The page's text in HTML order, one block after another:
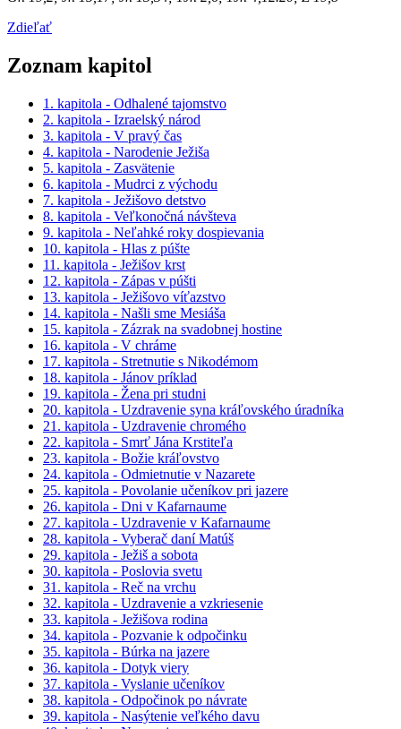
Zdieľať
Zoznam kapitol
1. kapitola - Odhalené tajomstvo
2. kapitola - Izraelský národ
3. kapitola - V pravý čas
4. kapitola - Narodenie Ježiša
5. kapitola - Zasvätenie
6. kapitola - Mudrci z východu
7. kapitola - Ježišovo detstvo
8. kapitola - Veľkonočná návšteva
9. kapitola - Neľahké roky dospievania
10. kapitola - Hlas z púšte
11. kapitola - Ježišov krst
12. kapitola - Zápas v púšti
13. kapitola - Ježišovo víťazstvo
14. kapitola - Našli sme Mesiáša
15. kapitola - Zázrak na svadobnej hostine
16. kapitola - V chráme
17. kapitola - Stretnutie s Nikodémom
18. kapitola - Jánov príklad
19. kapitola - Žena pri studni
20. kapitola - Uzdravenie syna kráľovského úradníka
21. kapitola - Uzdravenie chromého
22. kapitola - Smrť Jána Krstiteľa
23. kapitola - Božie kráľovstvo
24. kapitola - Odmietnutie v Nazarete
25. kapitola - Povolanie učeníkov pri jazere
26. kapitola - Dni v Kafarnaume
27. kapitola - Uzdravenie v Kafarnaume
28. kapitola - Vyberač daní Matúš
29. kapitola - Ježiš a sobota
30. kapitola - Poslovia svetu
31. kapitola - Reč na vrchu
32. kapitola - Uzdravenie a vzkriesenie
33. kapitola - Ježišova rodina
34. kapitola - Pozvanie k odpočinku
35. kapitola - Búrka na jazere
36. kapitola - Dotyk viery
37. kapitola - Vyslanie učeníkov
38. kapitola - Odpočinok po návrate
39. kapitola - Nasýtenie veľkého davu